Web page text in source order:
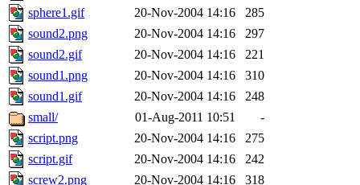
sphere1.gif
20-Nov-2004 14:16
285
sound2.png
20-Nov-2004 14:16
297
sound2.gif
20-Nov-2004 14:16
221
sound1.png
20-Nov-2004 14:16
310
sound1.gif
20-Nov-2004 14:16
248
small/
01-Aug-2011 10:51
-
script.png
20-Nov-2004 14:16
275
script.gif
20-Nov-2004 14:16
242
screw2.png
20-Nov-2004 14:16
318